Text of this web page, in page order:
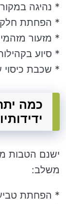
* נהיגה
* הפחתת
* מזעור
* סיוע
* שכבת כיסוי
כמה
ישנם הטבות
משלב:
* הפחתת